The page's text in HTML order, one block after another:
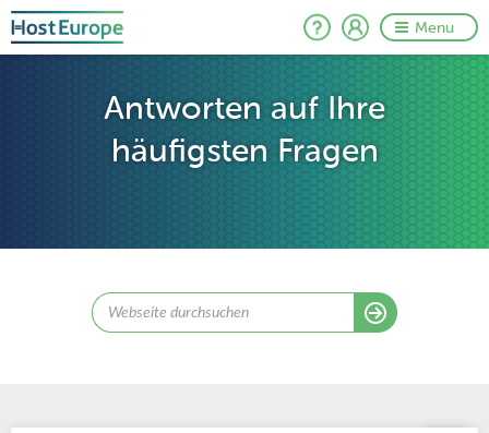
Menu
Antworten auf Ihre
häufigsten Fragen